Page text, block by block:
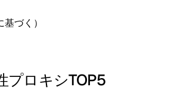
づく）
プロキシTOP5